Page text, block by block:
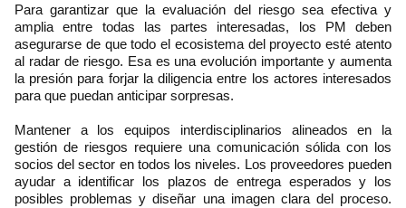
Para garantizar que la evaluación del riesgo sea efectiva y
amplia entre todas las partes interesadas, los PM deben
asegurarse de que todo el ecosistema del proyecto esté atento
al radar de riesgo. Esa es una evolución importante y aumenta
la presión para forjar la diligencia entre los actores interesados
para que puedan anticipar sorpresas.
Mantener a los equipos interdisciplinarios alineados en la
gestión de riesgos requiere una comunicación sólida con los
socios del sector en todos los niveles. Los proveedores pueden
ayudar a identificar los plazos de entrega esperados y los
posibles problemas y diseñar una imagen clara del proceso.